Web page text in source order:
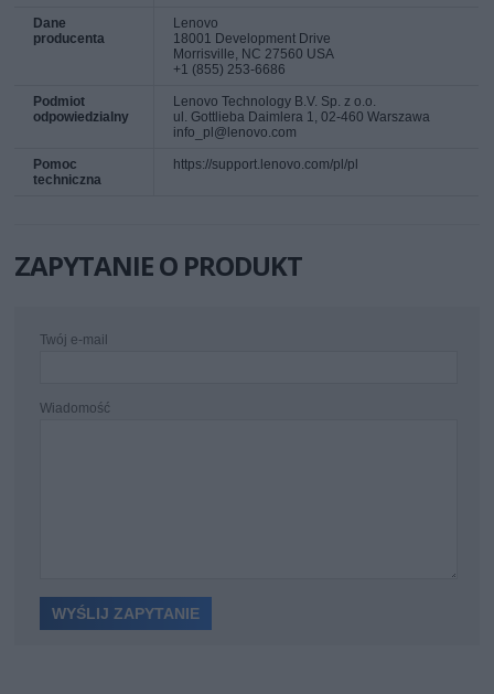
Dane
producenta
Lenovo
18001 Development Drive
Morrisville, NC 27560 USA
+1 (855) 253-6686
Podmiot
odpowiedzialny
Lenovo Technology B.V. Sp. z o.o.
ul. Gottlieba Daimlera 1, 02-460 Warszawa
info_pl@lenovo.com
Pomoc
techniczna
https://support.lenovo.com/pl/pl
ZAPYTANIE O PRODUKT
Twój e-mail
Wiadomość